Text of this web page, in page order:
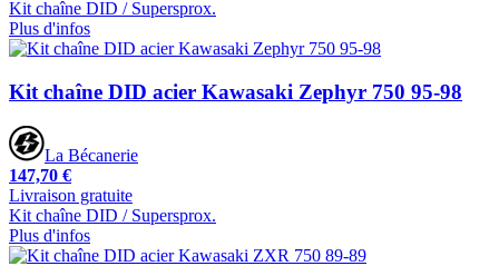
Kit chaîne DID / Supersprox.
Plus d'infos
Kit chaîne DID acier Kawasaki Zephyr 750 95-98
La Bécanerie
147,70 €
Livraison gratuite
Kit chaîne DID / Supersprox.
Plus d'infos